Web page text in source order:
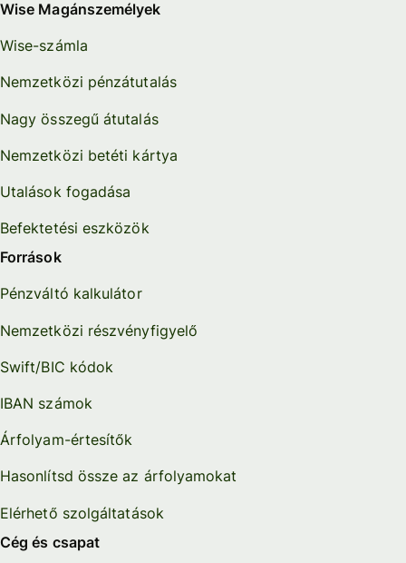
Wise Magánszemélyek
Wise-számla
Nemzetközi pénzátutalás
Nagy összegű átutalás
Nemzetközi betéti kártya
Utalások fogadása
Befektetési eszközök
Források
Pénzváltó kalkulátor
Nemzetközi részvényfigyelő
Swift/BIC kódok
IBAN számok
Árfolyam-értesítők
Hasonlítsd össze az árfolyamokat
Elérhető szolgáltatások
Cég és csapat